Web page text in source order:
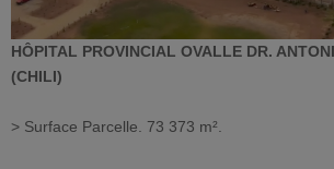
HÔPITAL PROVINCIAL OVALLE DR.
(CHILI)
> Surface Parcelle. 73 373 m².